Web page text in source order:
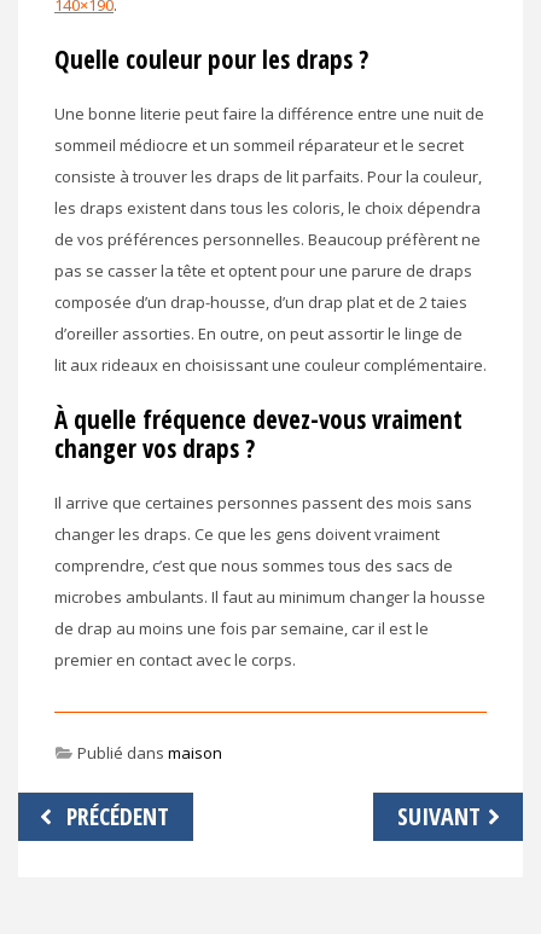
140×190.
Quelle couleur pour les draps ?
Une bonne literie peut faire la différence entre une nuit de
sommeil médiocre et un sommeil réparateur et le secret
consiste à trouver les draps de lit parfaits. Pour la couleur,
les draps existent dans tous les coloris, le choix dépendra
de vos préférences personnelles. Beaucoup préfèrent ne
pas se casser la tête et optent pour une parure de draps
composée d’un drap-housse, d’un drap plat et de 2 taies
d’oreiller assorties. En outre, on peut assortir le linge de
lit aux rideaux en choisissant une couleur complémentaire.
À quelle fréquence devez-vous vraiment
changer vos draps ?
Il arrive que certaines personnes passent des mois sans
changer les draps. Ce que les gens doivent vraiment
comprendre, c’est que nous sommes tous des sacs de
microbes ambulants. Il faut au minimum changer la housse
de drap au moins une fois par semaine, car il est le
premier en contact avec le corps.
Publié dans maison
Navigation
de
PRÉCÉDENT SUIVANT